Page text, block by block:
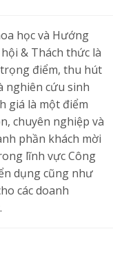
học và Hướng
& Thách thức là
điểm, thu hút
nghiên cứu sinh
giá là một điểm
chuyên nghiệp và
phần khách mời
lĩnh vực Công
dụng cũng như
các doanh